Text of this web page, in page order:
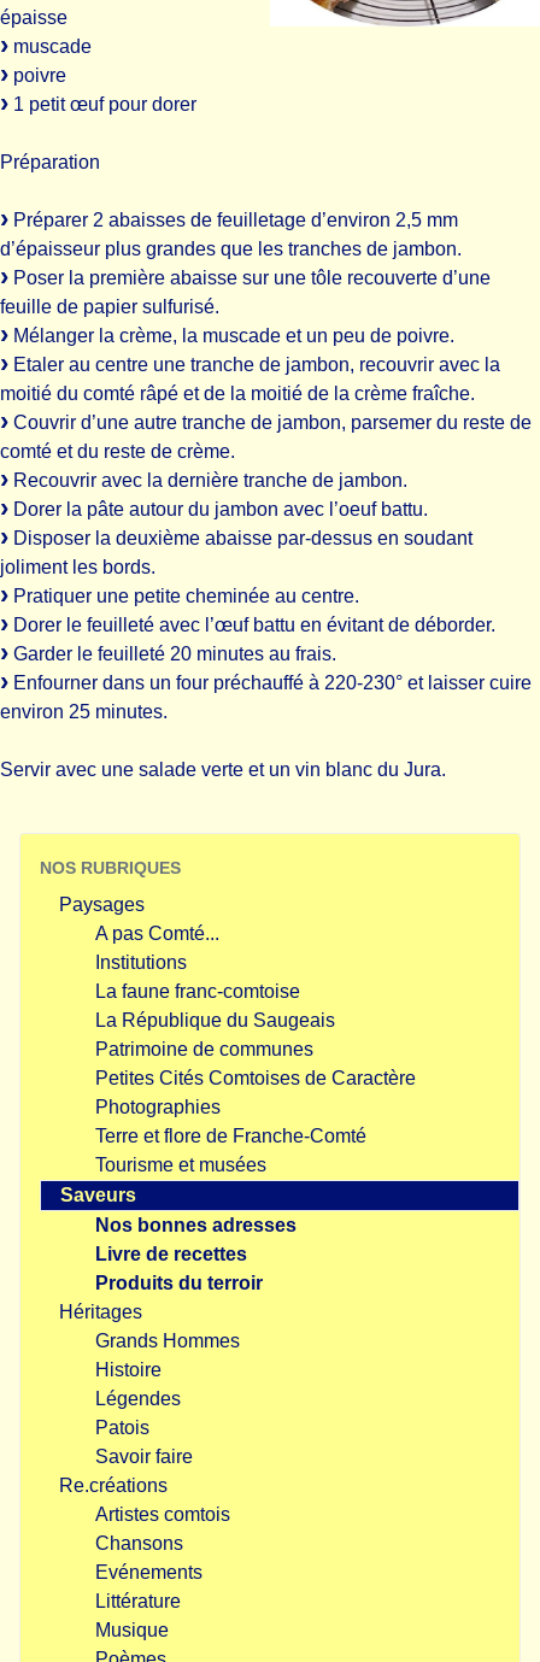
épaisse
muscade
poivre
1 petit œuf pour dorer
Préparation
Préparer 2 abaisses de feuilletage d’environ 2,5 mm
d’épaisseur plus grandes que les tranches de jambon.
Poser la première abaisse sur une tôle recouverte d’une
feuille de papier sulfurisé.
Mélanger la crème, la muscade et un peu de poivre.
Etaler au centre une tranche de jambon, recouvrir avec la
moitié du comté râpé et de la moitié de la crème fraîche.
Couvrir d’une autre tranche de jambon, parsemer du reste de
comté et du reste de crème.
Recouvrir avec la dernière tranche de jambon.
Dorer la pâte autour du jambon avec l’oeuf battu.
Disposer la deuxième abaisse par-dessus en soudant
joliment les bords.
Pratiquer une petite cheminée au centre.
Dorer le feuilleté avec l’œuf battu en évitant de déborder.
Garder le feuilleté 20 minutes au frais.
Enfourner dans un four préchauffé à 220-230° et laisser cuire
environ 25 minutes.
Servir avec une salade verte et un vin blanc du Jura.
NOS RUBRIQUES
Paysages
A pas Comté...
Institutions
La faune franc-comtoise
La République du Saugeais
Patrimoine de communes
Petites Cités Comtoises de Caractère
Photographies
Terre et flore de Franche-Comté
Tourisme et musées
Saveurs
Nos bonnes adresses
Livre de recettes
Produits du terroir
Héritages
Grands Hommes
Histoire
Légendes
Patois
Savoir faire
Re.créations
Artistes comtois
Chansons
Evénements
Littérature
Musique